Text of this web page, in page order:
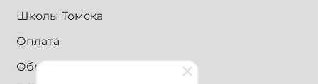
Школы Томска
Оплата
Обмен и возврат